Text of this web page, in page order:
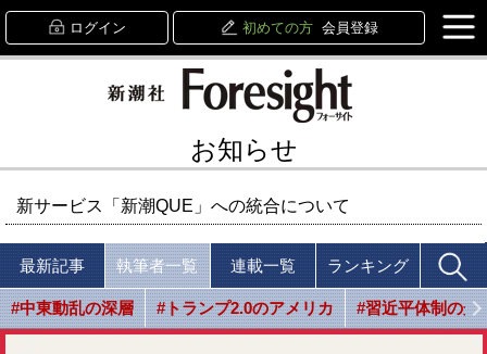
ログイン 初めての方 会員登録
お知らせ
新サービス「新潮QUE」への統合について
最新記事 執筆者一覧 連載一覧 ランキング
#中東動乱の深層 #トランプ2.0のアメリカ #習近平体制の光